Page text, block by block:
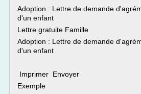
Adoption : Lettre de demande
d'un enfant
Lettre gratuite Famille
Adoption : Lettre de demande
d'un enfant
Imprimer Envoyer
Exemple